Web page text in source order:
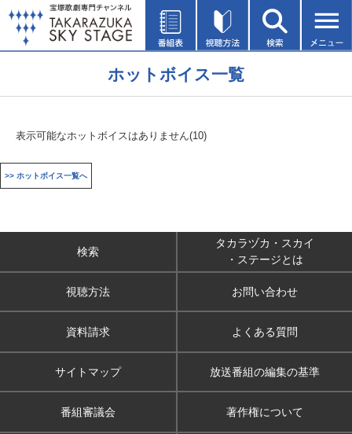
ホットボイス一覧
表示可能なホットボイスはありません(10)
>> ホットボイス一覧へ
検索
タカラヅカ・スカイ
・ステージとは
視聴方法 お問い合わせ
資料請求 よくある質問
サイトマップ 放送番組の編集の基準
番組審議会 著作権について